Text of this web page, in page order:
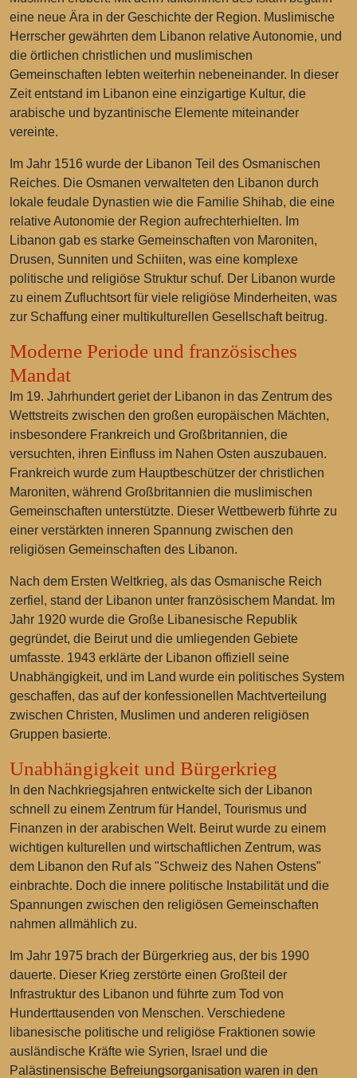
eine neue Ära in der Geschichte der Region. Muslimische
Herrscher gewährten dem Libanon relative Autonomie, und
die örtlichen christlichen und muslimischen
Gemeinschaften lebten weiterhin nebeneinander. In dieser
Zeit entstand im Libanon eine einzigartige Kultur, die
arabische und byzantinische Elemente miteinander
vereinte.
Im Jahr 1516 wurde der Libanon Teil des Osmanischen
Reiches. Die Osmanen verwalteten den Libanon durch
lokale feudale Dynastien wie die Familie Shihab, die eine
relative Autonomie der Region aufrechterhielten. Im
Libanon gab es starke Gemeinschaften von Maroniten,
Drusen, Sunniten und Schiiten, was eine komplexe
politische und religiöse Struktur schuf. Der Libanon wurde
zu einem Zufluchtsort für viele religiöse Minderheiten, was
zur Schaffung einer multikulturellen Gesellschaft beitrug.
Moderne Periode und französisches
Mandat
Im 19. Jahrhundert geriet der Libanon in das Zentrum des
Wettstreits zwischen den großen europäischen Mächten,
insbesondere Frankreich und Großbritannien, die
versuchten, ihren Einfluss im Nahen Osten auszubauen.
Frankreich wurde zum Hauptbeschützer der christlichen
Maroniten, während Großbritannien die muslimischen
Gemeinschaften unterstützte. Dieser Wettbewerb führte zu
einer verstärkten inneren Spannung zwischen den
religiösen Gemeinschaften des Libanon.
Nach dem Ersten Weltkrieg, als das Osmanische Reich
zerfiel, stand der Libanon unter französischem Mandat. Im
Jahr 1920 wurde die Große Libanesische Republik
gegründet, die Beirut und die umliegenden Gebiete
umfasste. 1943 erklärte der Libanon offiziell seine
Unabhängigkeit, und im Land wurde ein politisches System
geschaffen, das auf der konfessionellen Machtverteilung
zwischen Christen, Muslimen und anderen religiösen
Gruppen basierte.
Unabhängigkeit und Bürgerkrieg
In den Nachkriegsjahren entwickelte sich der Libanon
schnell zu einem Zentrum für Handel, Tourismus und
Finanzen in der arabischen Welt. Beirut wurde zu einem
wichtigen kulturellen und wirtschaftlichen Zentrum, was
dem Libanon den Ruf als "Schweiz des Nahen Ostens"
einbrachte. Doch die innere politische Instabilität und die
Spannungen zwischen den religiösen Gemeinschaften
nahmen allmählich zu.
Im Jahr 1975 brach der Bürgerkrieg aus, der bis 1990
dauerte. Dieser Krieg zerstörte einen Großteil der
Infrastruktur des Libanon und führte zum Tod von
Hunderttausenden von Menschen. Verschiedene
libanesische politische und religiöse Fraktionen sowie
ausländische Kräfte wie Syrien, Israel und die
Palästinensische Befreiungsorganisation waren in den